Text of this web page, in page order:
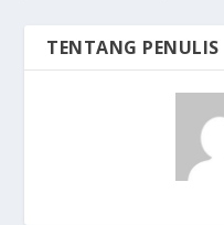
TENTANG PENULIS